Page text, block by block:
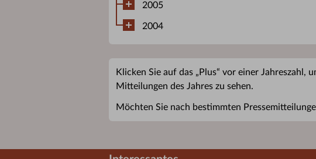
2005
2004
Klicken Sie auf das „Plus“ vor einer
Mitteilungen des Jahres zu sehen.
Möchten Sie nach bestimmten